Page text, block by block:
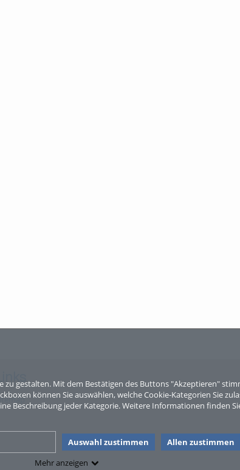
gestalten. Mit dem Bestätigen des Buttons "Akzeptieren"
können Sie auswählen, welche Cookie-Kategorien Sie
Beschreibung jeder Kategorie. Weitere Informationen finden
Auswahl zustimmen
Allen zustimmen
Mehr anzeigen